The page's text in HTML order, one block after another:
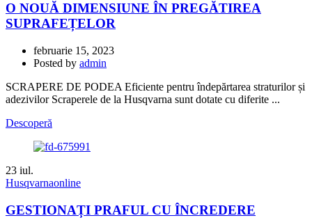
О NOUĂ DIMENSIUNE ÎN PREGĂTIREA
SUPRAFEȚELOR
februarie 15, 2023
Posted by admin
SCRAPERE DE PODEA Eficiente pentru îndepărtarea straturilor și
adezivilor Scraperele de la Husqvarna sunt dotate cu diferite ...
Descoperă
23 iul.
Husqvarnaonline
GESTIONAȚI PRAFUL CU ÎNCREDERE